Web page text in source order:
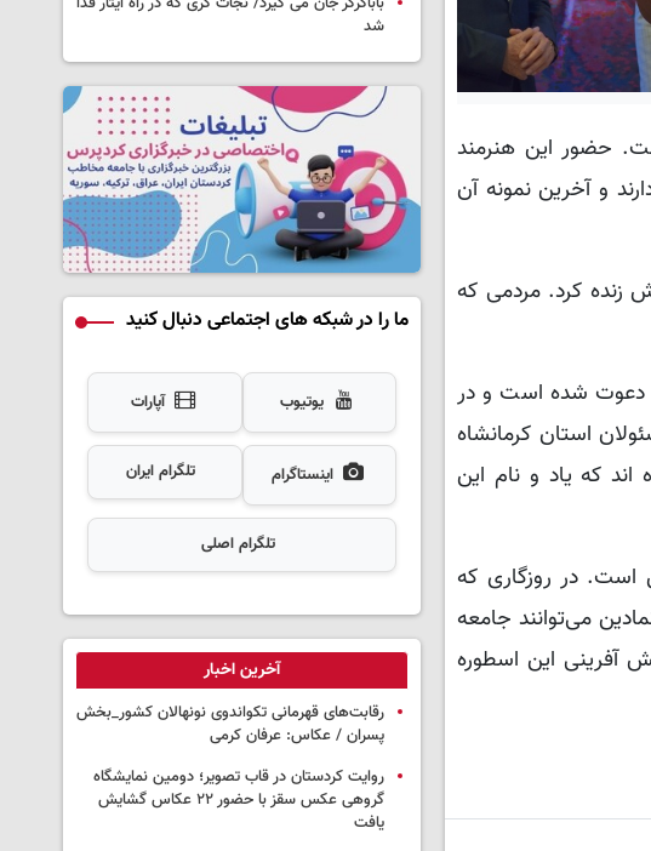
حضور این هنرمند
و آخرین نمونه آن
زنده کرد. مردمی که
دعوت شده است و در
استان کرمانشاه
که یاد و نام این
است. در روزگاری که
می‌توانند جامعه
آفرینی این اسطوره
شد
ما را در شبکه های اجتماعی دنبال کنید
یوتیوب آپارات
اینستاگرام تلگرام ایران
تلگرام اصلی
آخرین اخبار
رقابت‌های قهرمانی تکواندوی نونهالان کشور_بخش
پسران / عکاس: عرفان کرمی
روایت کردستان در قاب تصویر؛ دومین نمایشگاه
گروهی عکس سقز با حضور ۲۲ عکاس گشایش
یافت